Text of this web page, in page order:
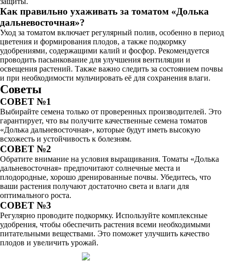
Как правильно ухаживать за томатом «Долька
дальневосточная»?
Уход за томатом включает регулярный полив, особенно в период
цветения и формирования плодов, а также подкормку
удобрениями, содержащими калий и фосфор. Рекомендуется
проводить пасынкование для улучшения вентиляции и
освещения растений. Также важно следить за состоянием почвы
и при необходимости мульчировать её для сохранения влаги.
Советы
СОВЕТ №1
Выбирайте семена только от проверенных производителей. Это
гарантирует, что вы получите качественные семена томатов
«Долька дальневосточная», которые будут иметь высокую
всхожесть и устойчивость к болезням.
СОВЕТ №2
Обратите внимание на условия выращивания. Томаты «Долька
дальневосточная» предпочитают солнечные места и
плодородные, хорошо дренированные почвы. Убедитесь, что
ваши растения получают достаточно света и влаги для
оптимального роста.
СОВЕТ №3
Регулярно проводите подкормку. Используйте комплексные
удобрения, чтобы обеспечить растения всеми необходимыми
питательными веществами. Это поможет улучшить качество
плодов и увеличить урожай.